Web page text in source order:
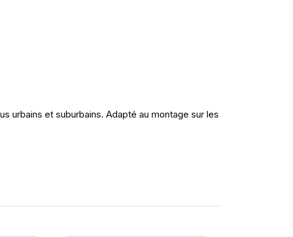
urbains et suburbains. Adapté au montage sur les